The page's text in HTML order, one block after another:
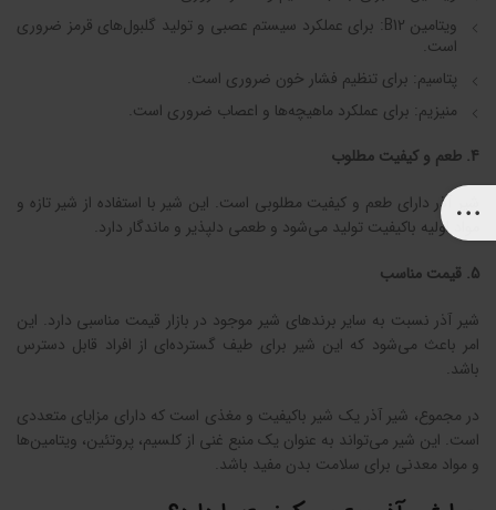
ویتامین B12: برای عملکرد سیستم عصبی و تولید گلبول‌های قرمز ضروری
است.
پتاسیم: برای تنظیم فشار خون ضروری است.
منیزیم: برای عملکرد ماهیچه‌ها و اعصاب ضروری است.
4. طعم و کیفیت مطلوب
شیر آذر دارای طعم و کیفیت مطلوبی است. این شیر با استفاده از شیر تازه و
مواد اولیه باکیفیت تولید می‌شود و طعمی دلپذیر و ماندگار دارد.
5. قیمت مناسب
شیر آذر نسبت به سایر برندهای شیر موجود در بازار قیمت مناسبی دارد. این
امر باعث می‌شود که این شیر برای طیف گسترده‌ای از افراد قابل دسترس
باشد.
در مجموع، شیر آذر یک شیر باکیفیت و مغذی است که دارای مزایای متعددی
است. این شیر می‌تواند به عنوان یک منبع غنی از کلسیم، پروتئین، ویتامین‌ها
و مواد معدنی برای سلامت بدن مفید باشد.